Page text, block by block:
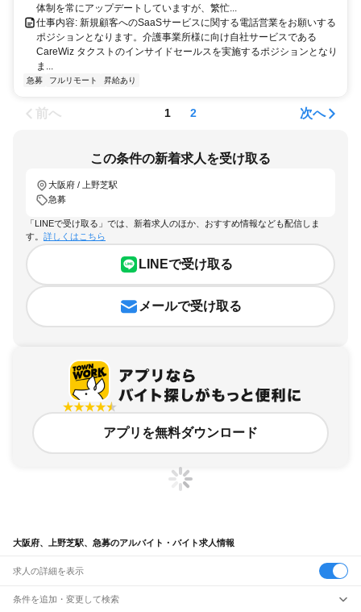
体制を常にアップデートしていますが、繁忙...
仕事内容: 新規顧客へのSaaSサービスに関する電話営業をお願いする
ポジションとなります。介護事業所様に向け自社サービスである
CareWiz タクストのインサイドセールスを実施するポジションとなり
ま...
急募 フルリモート 昇給あり
前へ 1 2 次へ
この条件の新着求人を受け取る
大阪府 / 上野芝駅
急募
「LINEで受け取る」では、新着求人のほか、おすすめ情報なども配信しま
す。 詳しくはこちら
LINEで受け取る
メールで受け取る
アプリを無料ダウンロード
大阪府、上野芝駅、急募のアルバイト・バイト求人情報
求人の詳細を表示
条件を追加・変更して検索